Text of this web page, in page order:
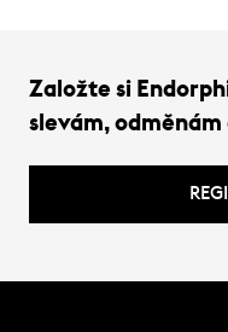
Založte si
slevám,